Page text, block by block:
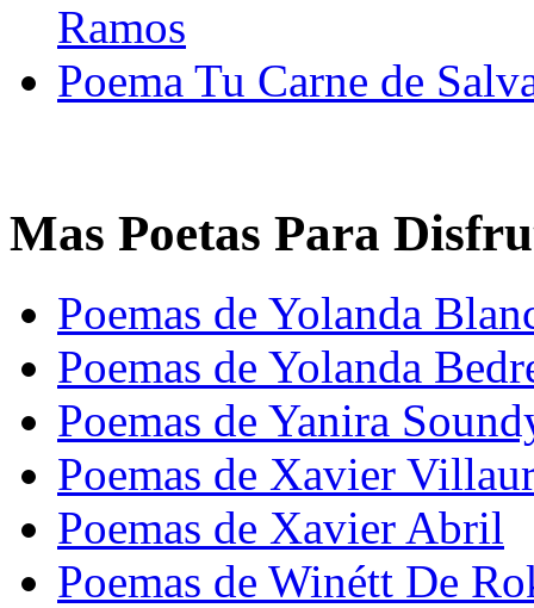
Ramos
Poema Tu Carne de
Mas Poetas Para
Poemas de Yolanda
Poemas de Yolanda
Poemas de Yanira
Poemas de Xavier
Poemas de Xavier Abril
Poemas de Winétt De